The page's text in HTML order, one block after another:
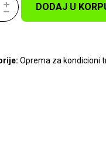
DODAJ U
Oprema za kondicioni